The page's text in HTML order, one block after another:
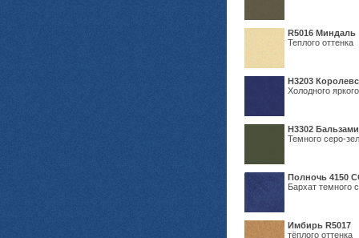
R5016 Миндаль
Теплого оттенка
Н3203
Холодного
Н3302
Темного серо-
Полночь 4150
Бархат темного
Имбирь R5017
тёплого оттенка